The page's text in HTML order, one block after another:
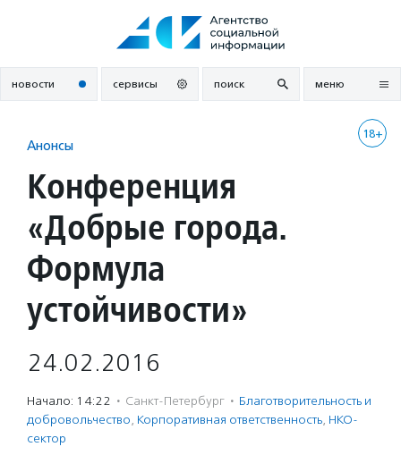
новости сервисы поиск меню
18+
Анонсы
Конференция
«Добрые города.
Формула
устойчивости»
24.02.2016
Начало: 14:22 · Санкт-Петербург · Благотвори­тель­ность и
доброволь­чест­во, Корпоративная ответственность, НКО-
сектор